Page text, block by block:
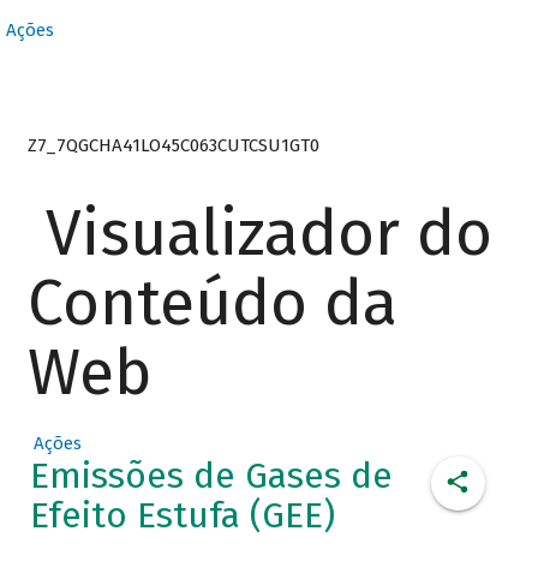
Ações
Z7_7QGCHA41LO45C063CUTCSU1GT0
Visualizador do
Conteúdo da
Web
Ações
Emissões de Gases de
Efeito Estufa (GEE)